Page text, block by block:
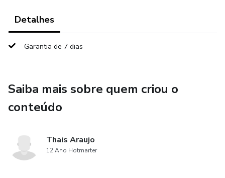
Detalhes
Garantia de 7 dias
Saiba mais sobre quem criou o
conteúdo
Thais Araujo
12 Ano Hotmarter